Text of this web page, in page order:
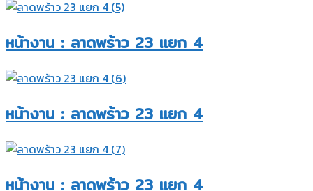
หน้างาน : ลาดพร้าว 23 แยก 4​
หน้างาน : ลาดพร้าว 23 แยก 4​
หน้างาน : ลาดพร้าว 23 แยก 4​